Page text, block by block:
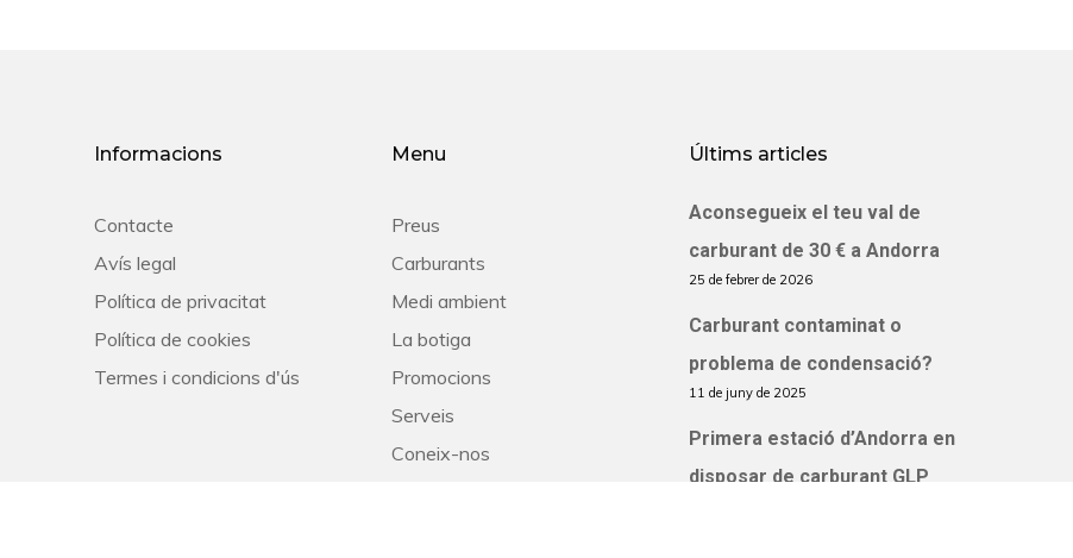
Informacions
Contacte
Avís legal
Política de privacitat
Política de cookies
Termes i condicions d'ús
Menu
Preus
Carburants
Medi ambient
La botiga
Promocions
Serveis
Coneix-nos
Últims articles
Aconsegueix el teu val de
carburant de 30 € a Andorra
25 de febrer de 2026
Carburant contaminat o
problema de condensació?
11 de juny de 2025
Primera estació d’Andorra en
disposar de carburant GLP